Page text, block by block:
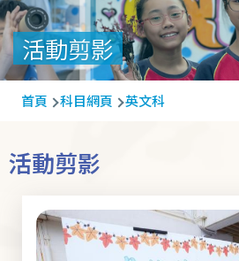
活動剪影
導
連
結
首頁 科目網頁 英文科
活動剪影